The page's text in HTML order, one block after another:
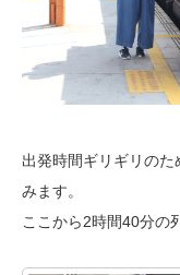
出発時間ギリギリの
みます。
ここから2時間40分の